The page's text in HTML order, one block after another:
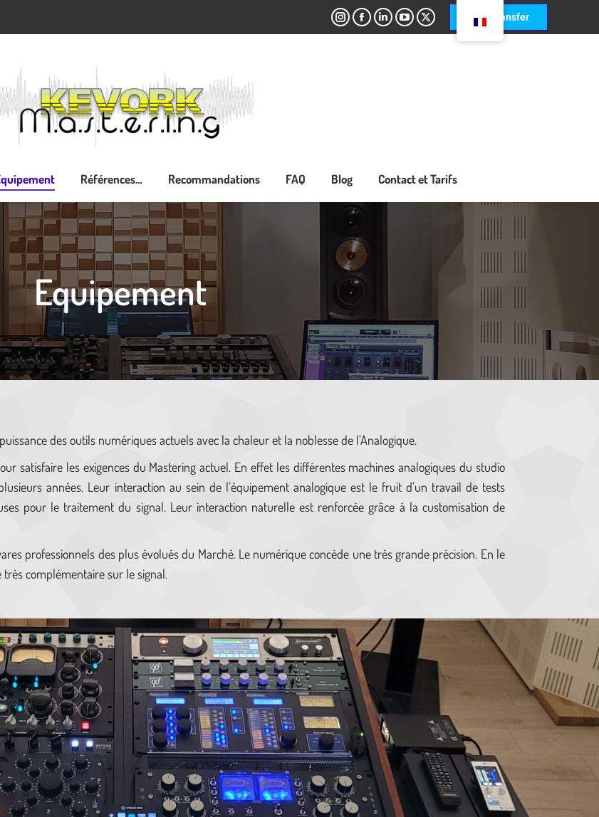
SwissTransfer
Références… Recommandations FAQ Blog Contact et Tarifs
Equipement
des outils numériques actuels avec la chaleur et la noblesse de l’Analogique.
satisfaire les exigences du Mastering actuel. En effet les différentes machines analogiques du studio
années. Leur interaction au sein de l’équipement analogique est le fruit d’un travail de tests
pour le traitement du signal. Leur interaction naturelle est renforcée grâce à la customisation de
professionnels des plus évolués du Marché. Le numérique concède une très grande précision. En le
complémentaire sur le signal.
Recommandations FAQ Blog Contact et Tarifs